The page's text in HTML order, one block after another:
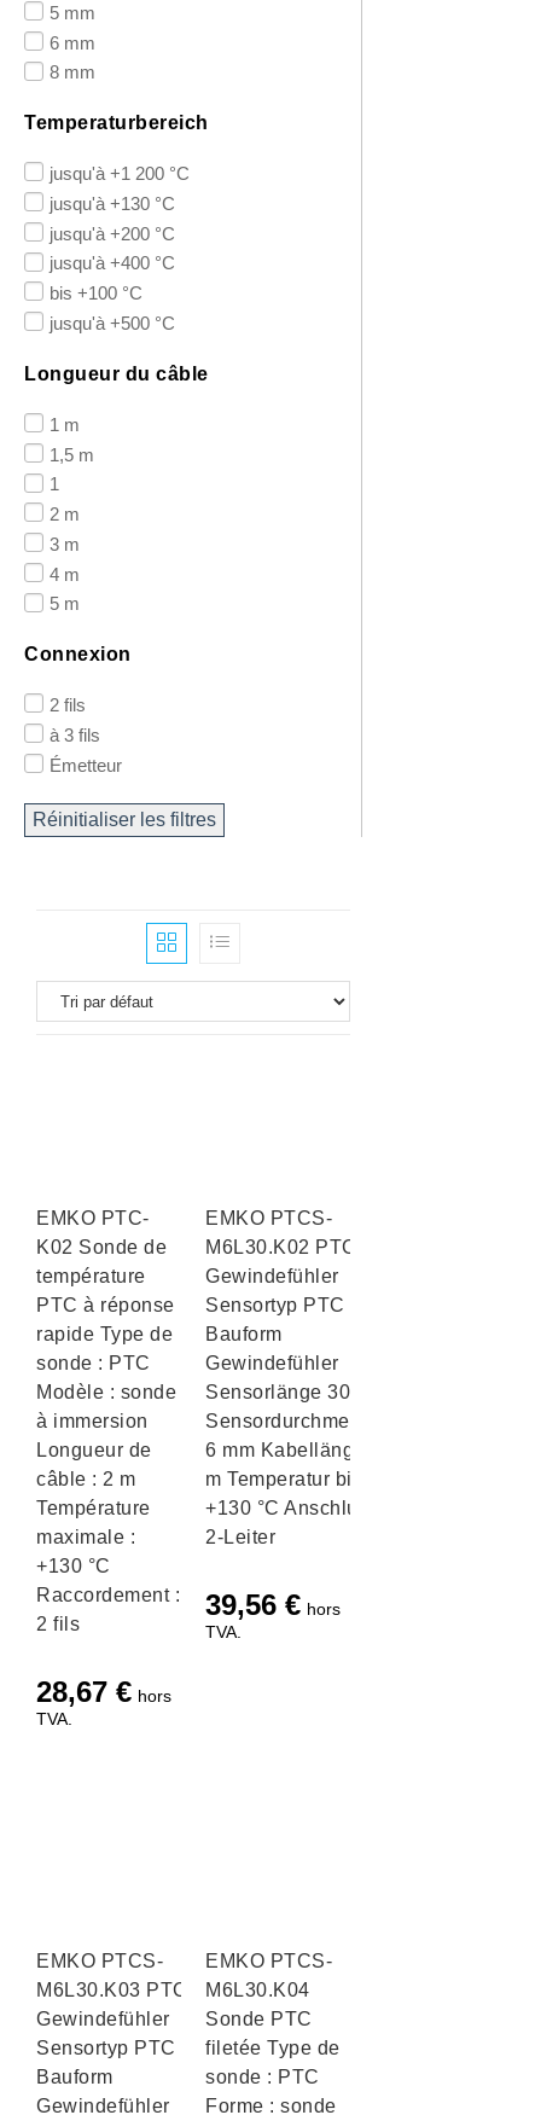
5 mm
6 mm
8 mm
Temperaturbereich
jusqu'à +1 200 °C
jusqu'à +130 °C
jusqu'à +200 °C
jusqu'à +400 °C
bis +100 °C
jusqu'à +500 °C
Longueur du câble
1 m
1,5 m
1
2 m
3 m
4 m
5 m
Connexion
2 fils
à 3 fils
Émetteur
Réinitialiser les filtres
EMKO PTC-
K02 Sonde de
température
PTC à réponse
rapide Type de
sonde : PTC
Modèle : sonde
à immersion
Longueur de
câble : 2 m
Température
maximale :
+130 °C
Raccordement :
2 fils
28,67 € hors
TVA.
EMKO PTCS-
M6L30.K02 PTC
Gewindefühler
Sensortyp PTC
Bauform
Gewindefühler
Sensorlänge 30 mm
Sensordurchmesser
6 mm Kabellänge 2
m Temperatur bis
+130 °C Anschluss
2-Leiter
39,56 € hors
TVA.
EMKO PTCS-
M6L30.K03 PTC
Gewindefühler
Sensortyp PTC
Bauform
Gewindefühler
EMKO PTCS-
M6L30.K04
Sonde PTC
filetée Type de
sonde : PTC
Forme : sonde